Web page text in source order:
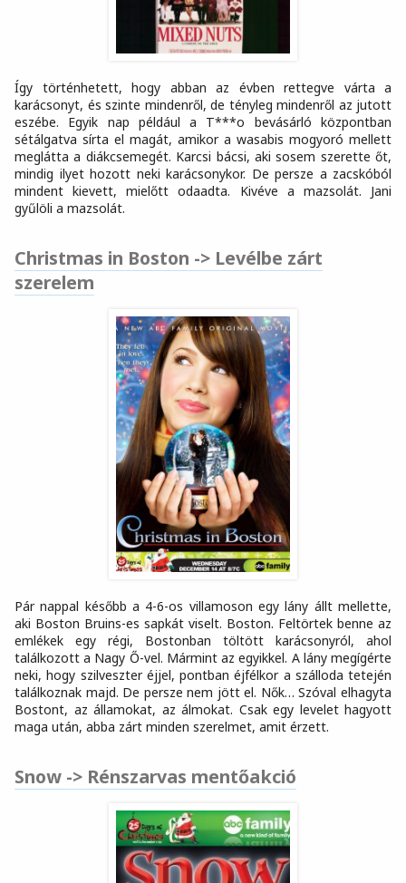
Így történhetett, hogy abban az évben rettegve várta a
karácsonyt, és szinte mindenről, de tényleg mindenről az jutott
eszébe. Egyik nap például a T***o bevásárló központban
sétálgatva sírta el magát, amikor a wasabis mogyoró mellett
meglátta a diákcsemegét. Karcsi bácsi, aki sosem szerette őt,
mindig ilyet hozott neki karácsonykor. De persze a zacskóból
mindent kievett, mielőtt odaadta. Kivéve a mazsolát. Jani
gyűlöli a mazsolát.
Christmas in Boston -> Levélbe zárt
szerelem
Pár nappal később a 4-6-os villamoson egy lány állt mellette,
aki Boston Bruins-es sapkát viselt. Boston. Feltörtek benne az
emlékek egy régi, Bostonban töltött karácsonyról, ahol
találkozott a Nagy Ő-vel. Mármint az egyikkel. A lány megígérte
neki, hogy szilveszter éjjel, pontban éjfélkor a szálloda tetején
találkoznak majd. De persze nem jött el. Nők… Szóval elhagyta
Bostont, az államokat, az álmokat. Csak egy levelet hagyott
maga után, abba zárt minden szerelmet, amit érzett.
Snow -> Rénszarvas mentőakció